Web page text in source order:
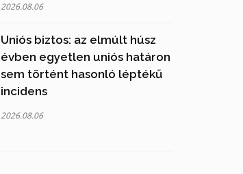
2026.08.06
Uniós biztos: az elmúlt húsz
évben egyetlen uniós határon
sem történt hasonló léptékű
incidens
2026.08.06